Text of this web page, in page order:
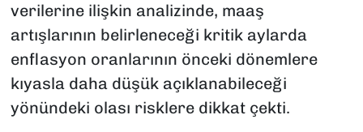
verilerine ilişkin analizinde, maaş
artışlarının belirleneceği kritik aylarda
enflasyon oranlarının önceki dönemlere
kıyasla daha düşük açıklanabileceği
yönündeki olası risklere dikkat çekti.